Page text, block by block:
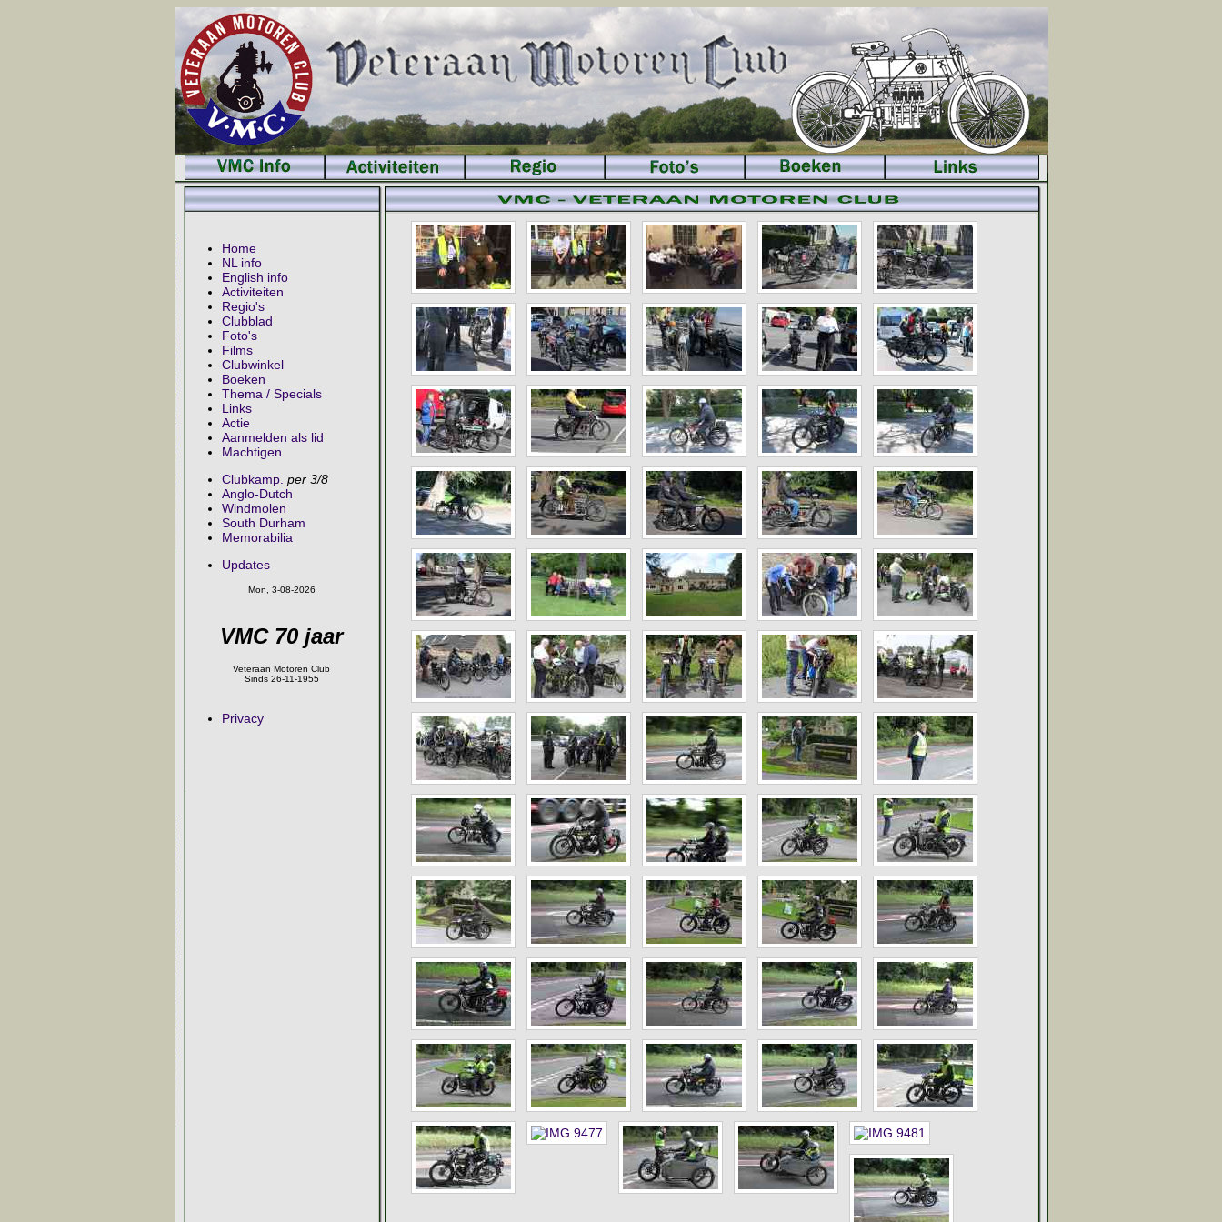
Home
NL info
English info
Activiteiten
Regio's
Clubblad
Foto's
Films
Clubwinkel
Boeken
Thema / Specials
Links
Actie
Aanmelden als lid
Machtigen
Clubkamp. per 3/8
Anglo-Dutch
Windmolen
South Durham
Memorabilia
Updates
Mon, 3-08-2026
VMC 70 jaar
Veteraan Motoren Club
Sinds 26-11-1955
Privacy